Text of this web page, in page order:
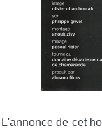
L'annonce de cet